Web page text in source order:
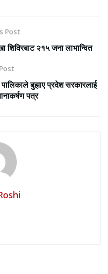
Post
२१५ जना लाभान्वित
पालिकाले बुझाए प्रदेश सरकारलाई
पत्र